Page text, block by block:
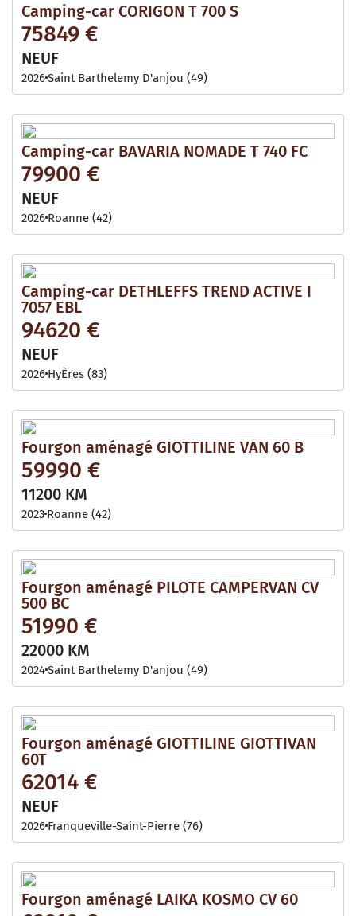
Camping-car CORIGON T 700 S
75849 €
NEUF
2026Saint Barthelemy D'anjou (49)
Camping-car BAVARIA NOMADE T 740 FC
79900 €
NEUF
2026 Roanne (42)
Camping-car DETHLEFFS TREND ACTIVE I
7057 EBL
94620 €
NEUF
2026 HyÈres (83)
Fourgon aménagé GIOTTILINE VAN 60 B
59990 €
11200 KM
2023 Roanne (42)
Fourgon aménagé PILOTE CAMPERVAN CV
500 BC
51990 €
22000 KM
2024Saint Barthelemy D'anjou (49)
Fourgon aménagé GIOTTILINE GIOTTIVAN
60T
62014 €
NEUF
2026 Franqueville-Saint-Pierre (76)
Fourgon aménagé LAIKA KOSMO CV 60